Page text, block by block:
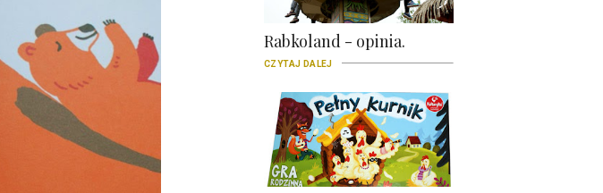
Rabkoland - opinia.
CZYTAJ DALEJ